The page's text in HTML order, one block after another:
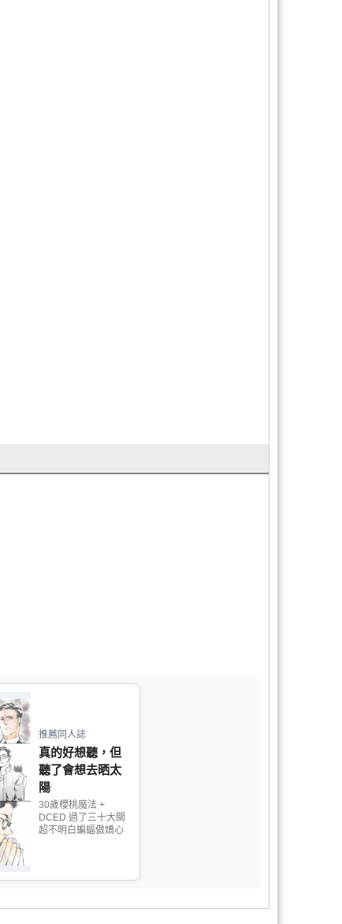
推薦同人誌
真的好想聽，但
聽了會想去晒太
陽
30歲櫻桃魔法 +
DCED 過了三十大關
超不明白蝙蝠傲嬌心